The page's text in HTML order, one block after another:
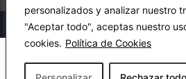
personalizados y analizar nuestro
"Aceptar todo", aceptas nuestro
cookies. Política de Cookies
© Copyright Ecuador Chequea 2025.